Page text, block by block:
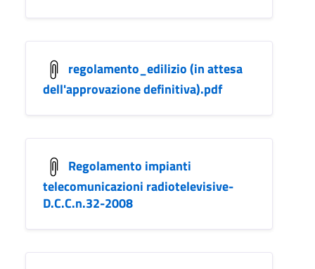
regolamento_edilizio (in attesa
dell'approvazione definitiva).pdf
Regolamento impianti
telecomunicazioni radiotelevisive-
D.C.C.n.32-2008